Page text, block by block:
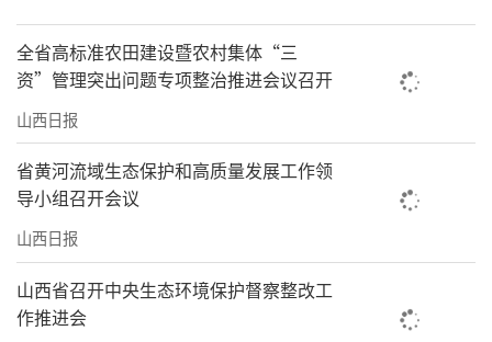
南村每日接待游客5000余人。
近年来，长治市大力推动农文旅融合发
展，共打造12条乡村旅游线路和100个精品景
点，带动27.5万人增收致富。
“我们要推进生态共富，让广大群众同享
田园之美。”张海光介绍，我省农业农村相关
部门还将结合不同村庄的地域区位、资源禀赋
等基础条件，培育壮大乡村特色产业，推动农
村一二三产深度融合，激发产业带动型、生态
全省高标准农田建设暨农村集体“三
资”管理突出问题专项整治推进会议召开
山西日报
省黄河流域生态保护和高质量发展工作领
导小组召开会议
山西日报
山西省召开中央生态环境保护督察整改工
作推进会